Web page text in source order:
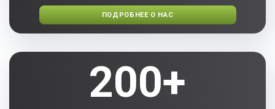
ПОДРОБНЕЕ О НАС
200+